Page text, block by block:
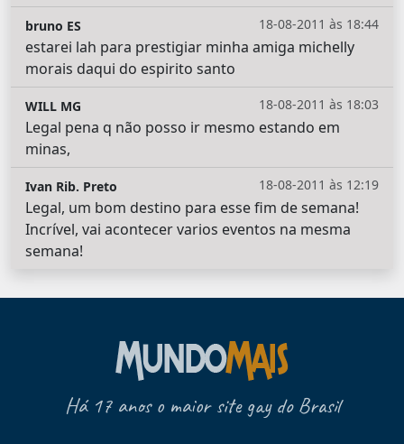
18-08-2011 às 18:44
bruno ES
estarei lah para prestigiar minha amiga michelly
morais daqui do espirito santo
18-08-2011 às 18:03
WILL MG
Legal pena q não posso ir mesmo estando em
minas,
18-08-2011 às 12:19
Ivan Rib. Preto
Legal, um bom destino para esse fim de semana!
Incrível, vai acontecer varios eventos na mesma
semana!
Há 17 anos o maior site gay do Brasil